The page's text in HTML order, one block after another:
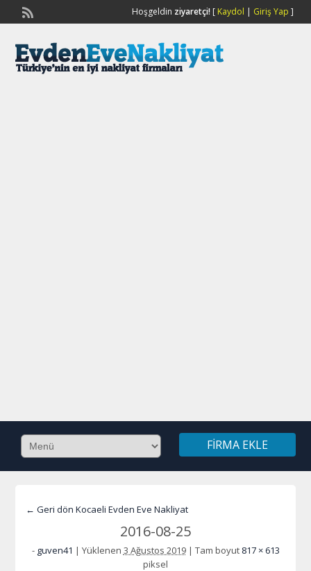
Hoşgeldin ziyaretçi![ Kaydol | Giriş Yap ]
FIRMA EKLE
← Geri dön Kocaeli Evden Eve Nakliyat
2016-08-25
- guven41 | Yüklenen 3 Ağustos 2019 | Tam boyut 817 × 613
piksel